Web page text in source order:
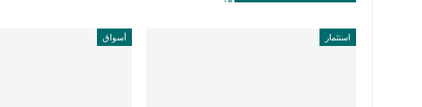
استثمار أسواق